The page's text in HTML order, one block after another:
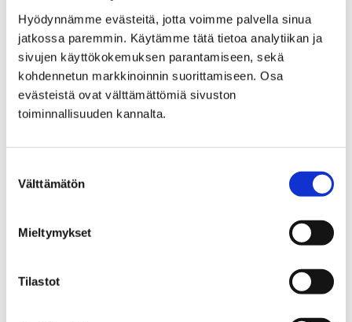
Hyödynnämme evästeitä, jotta voimme palvella sinua
jatkossa paremmin. Käytämme tätä tietoa analytiikan ja
sivujen käyttökokemuksen parantamiseen, sekä
kohdennetun markkinoinnin suorittamiseen. Osa
evästeistä ovat välttämättömiä sivuston
toiminnallisuuden kannalta.
valinta
Välttämätön
Mieltymykset
Tilastot
Toivon pihaan juhannussalko sekä tehdään
saunavihtoja. Pajassa on mehu- ja piparitarjoilu.
Juhannuspaja on kaikille maksuton. Lisää tietoa
täällä.
Käviksen juhannusmarkkinat torstaina 21.
juhannustunnelmiin juhannusmarkkinoiden merkeissä.
kierreltäviä kojuja. Markkinoille kannattaa keskittää
kauppatorin lisäksi myös muutamat kävelykadun
varrella sijaitsevat liikkeet osallistuvat